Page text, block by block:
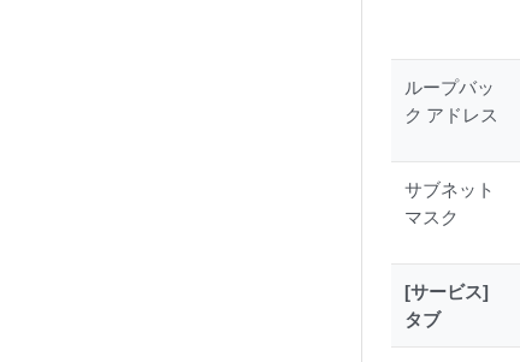
ループバッ
ク アドレス
サブネット
マスク
[サービス]
タブ